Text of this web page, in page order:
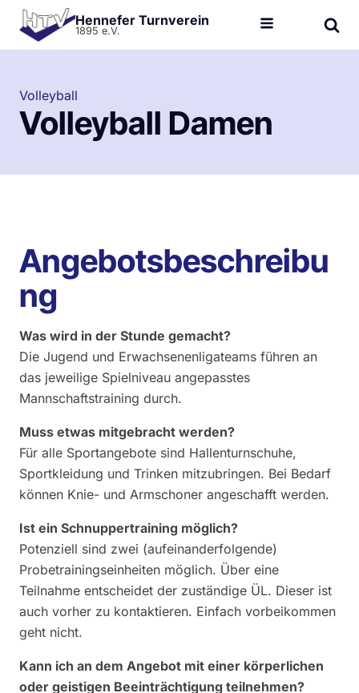
Hennefer Turnverein
1895 e.V.
Volleyball
Volleyball Damen
Angebotsbeschreibu
ng
Was wird in der Stunde gemacht?
Die Jugend und Erwachsenenligateams führen an
das jeweilige Spielniveau angepasstes
Mannschaftstraining durch.
Muss etwas mitgebracht werden?
Für alle Sportangebote sind Hallenturnschuhe,
Sportkleidung und Trinken mitzubringen. Bei Bedarf
können Knie- und Armschoner angeschafft werden.
Ist ein Schnuppertraining möglich?
Potenziell sind zwei (aufeinanderfolgende)
Probetrainingseinheiten möglich. Über eine
Teilnahme entscheidet der zuständige ÜL. Dieser ist
auch vorher zu kontaktieren. Einfach vorbeikommen
geht nicht.
Kann ich an dem Angebot mit einer körperlichen
oder geistigen Beeinträchtigung teilnehmen?